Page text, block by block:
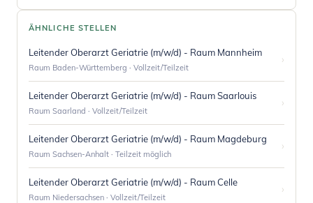
ÄHNLICHE STELLEN
Leitender Oberarzt Geriatrie (m/w/d) - Raum Mannheim
Raum Baden-Württemberg · Vollzeit/Teilzeit
›
Leitender Oberarzt Geriatrie (m/w/d) - Raum Saarlouis
Raum Saarland · Vollzeit/Teilzeit
›
Leitender Oberarzt Geriatrie (m/w/d) - Raum Magdeburg
Raum Sachsen-Anhalt · Teilzeit möglich
›
Leitender Oberarzt Geriatrie (m/w/d) - Raum Celle
Raum Niedersachsen · Vollzeit/Teilzeit
›